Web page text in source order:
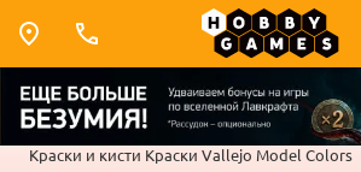
Краски и кисти Краски Vallejo Model Colors